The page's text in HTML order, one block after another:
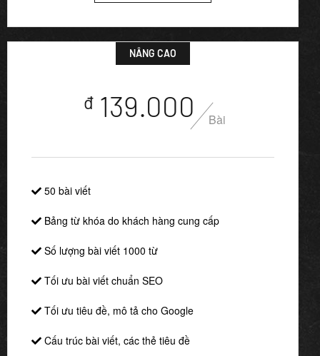
NÂNG CAO
đ 139.000 Bài
50 bài viết
Bảng từ khóa do khách hàng cung cấp
Số lượng bài viết 1000 từ
Tối ưu bài viết chuẩn SEO
Tối ưu tiêu đề, mô tả cho Google
Cấu trúc bài viết, các thẻ tiêu đề